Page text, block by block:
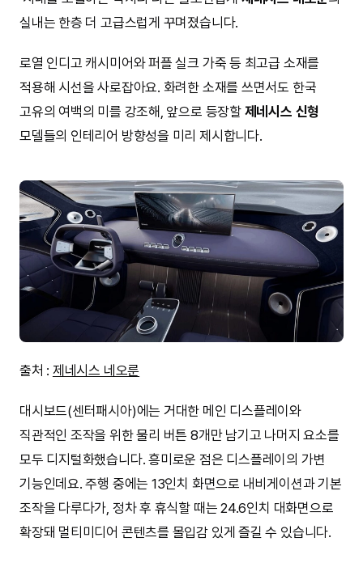
실내는 한층 더 고급스럽게 꾸며졌습니다.
로열 인디고 캐시미어와 퍼플 실크 가죽 등 최고급 소재를
적용해 시선을 사로잡아요. 화려한 소재를 쓰면서도 한국
고유의 여백의 미를 강조해, 앞으로 등장할 제네시스 신형
모델들의 인테리어 방향성을 미리 제시합니다.
출처 : 제네시스 네오룬
대시보드(센터패시아)에는 거대한 메인 디스플레이와
직관적인 조작을 위한 물리 버튼 8개만 남기고 나머지 요소를
모두 디지털화했습니다. 흥미로운 점은 디스플레이의 가변
기능인데요. 주행 중에는 13인치 화면으로 내비게이션과 기본
조작을 다루다가, 정차 후 휴식할 때는 24.6인치 대화면으로
확장돼 멀티미디어 콘텐츠를 몰입감 있게 즐길 수 있습니다.